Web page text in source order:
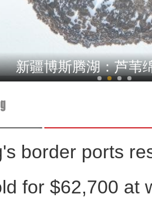
春纪事】新疆博湖：张
新疆博斯腾湖：芦苇
border ports
for $62,700 at